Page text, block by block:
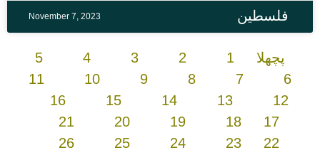
فلسطین November 7, 2023
پچھلا 1
2
3
4
5
6
7
8
9
10
11
12
13
14
15
16
17
18
19
20
21
22
23
24
25
26